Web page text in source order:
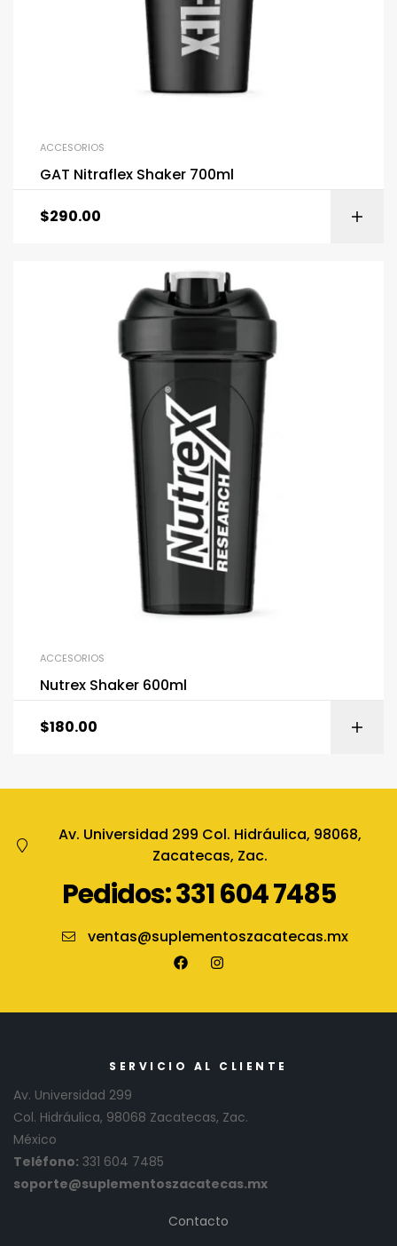
ACCESORIOS
GAT Nitraflex Shaker 700ml
$290.00
ACCESORIOS
Nutrex Shaker 600ml
$180.00
Av. Universidad 299 Col. Hidráulica, 98068,
Zacatecas, Zac.
Pedidos: 331 604 7485
ventas@suplementoszacatecas.mx
SERVICIO AL CLIENTE
Av. Universidad 299
Col. Hidráulica, 98068 Zacatecas, Zac.
México
Teléfono: 331 604 7485
soporte@suplementoszacatecas.mx
Contacto